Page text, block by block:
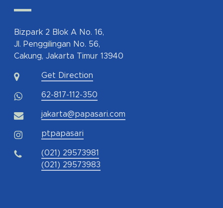
Bizpark 2 Blok A No. 16,
Jl. Penggilingan No. 56,
Cakung, Jakarta Timur 13940
Get Direction
62-817-112-350
jakarta@papasari.com
ptpapasari
(021) 29573981
(021) 29573983